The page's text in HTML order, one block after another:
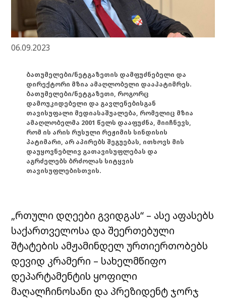
06.09.2023
ბათუმელები/ნეტგაზეთის დამფუძნებელი და
დირექტორი მზია ამაღლობელი დააპატიმრეს.
ბათუმელები/ნეტგაზეთი, როგორც
დამოუკიდებელი და გავლენებისგან
თავისუფალი მედიასაშუალება, რომელიც მზია
ამაღლობელმა 2001 წელს დააფუძნა, მიიჩნევს,
რომ ის არის რუსული რეჟიმის სინდისის
პატიმარი, არ აპირებს შეგუებას, ითხოვს მის
დაუყოვნებლივ გათავისუფლებას და
აგრძელებს ბრძოლას სიტყვის
თავისუფლებისთვის.
„რთული დღეები გვიდგას“ – ასე აფასებს
საქართველოსა და შეერთებული
შტატების ამჟამინდელ ურთიერთობებს
დევიდ კრამერი – სახელმწიფო
დეპარტამენტის ყოფილი
მაღალჩინოსანი და პრეზიდენტ ჯორჯ